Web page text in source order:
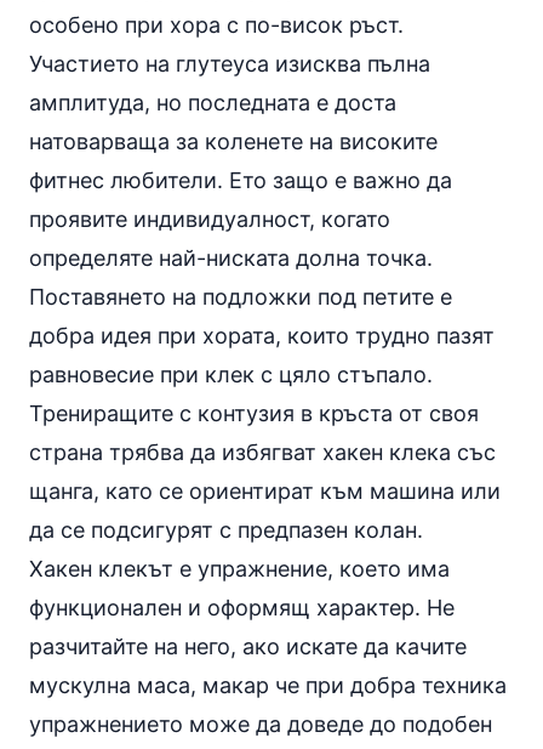
особено при хора с по-висок ръст.
Участието на глутеуса изисква пълна
амплитуда, но последната е доста
натоварваща за коленете на високите
фитнес любители. Ето защо е важно да
проявите индивидуалност, когато
определяте най-ниската долна точка.
Поставянето на подложки под петите е
добра идея при хората, които трудно пазят
равновесие при клек с цяло стъпало.
Трениращите с контузия в кръста от своя
страна трябва да избягват хакен клекa със
щанга, като се ориентират към машина или
да се подсигурят с предпазен колан.
Хакен клекът е упражнение, което има
функционален и оформящ характер. Не
разчитайте на него, ако искате да качите
мускулна маса, макар че при добра техника
упражнението може да доведе до подобен